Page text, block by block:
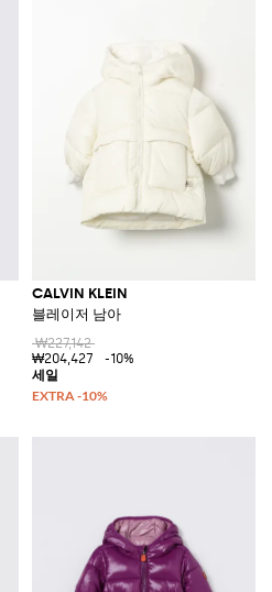
CALVIN KLEIN
블레이저 남아
₩227,142
₩204,427
-10%